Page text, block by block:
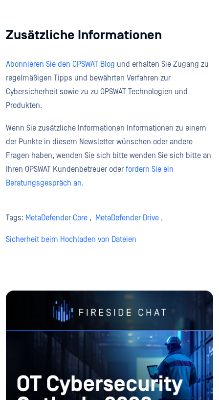
Zusätzliche Informationen
Abonnieren Sie den OPSWAT Blog und erhalten Sie Zugang zu
regelmäßigen Tipps und bewährten Verfahren zur
Cybersicherheit sowie zu zu OPSWAT Technologien und
Produkten.
Wenn Sie zusätzliche Informationen Informationen zu einem
der Punkte in diesem Newsletter wünschen oder andere
Fragen haben, wenden Sie sich bitte wenden Sie sich bitte an
Ihren OPSWAT Kundenbetreuer oder fordern Sie ein
Beratungsgespräch an.
Tags: MetaDefender Core , MetaDefender Drive ,
Sicherheit beim Hochladen von Dateien